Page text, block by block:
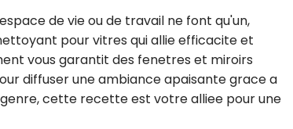
de vie ou de travail ne font qu'un,
pour vitres qui allie efficacite et
vous garantit des fenetres et miroirs
diffuser une ambiance apaisante grace a
cette recette est votre alliee pour une